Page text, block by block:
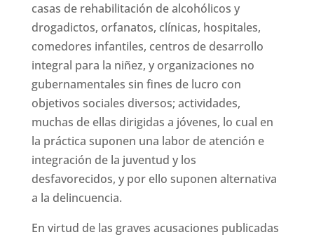
casas de rehabilitación de alcohólicos y
drogadictos, orfanatos, clínicas, hospitales,
comedores infantiles, centros de desarrollo
integral para la niñez, y organizaciones no
gubernamentales sin fines de lucro con
objetivos sociales diversos; actividades,
muchas de ellas dirigidas a jóvenes, lo cual en
la práctica suponen una labor de atención e
integración de la juventud y los
desfavorecidos, y por ello suponen alternativa
a la delincuencia.
En virtud de las graves acusaciones publicadas